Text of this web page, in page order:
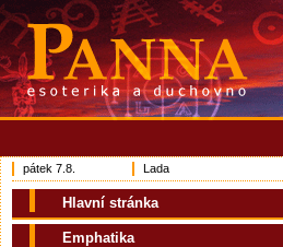
pátek 7.8. Lada
Hlavní stránka
Emphatika